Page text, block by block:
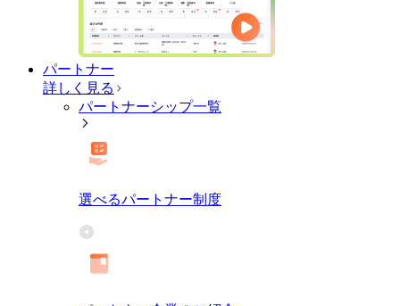
パートナー
詳しく見る
パートナーシップ一覧
選べるパートナー制度